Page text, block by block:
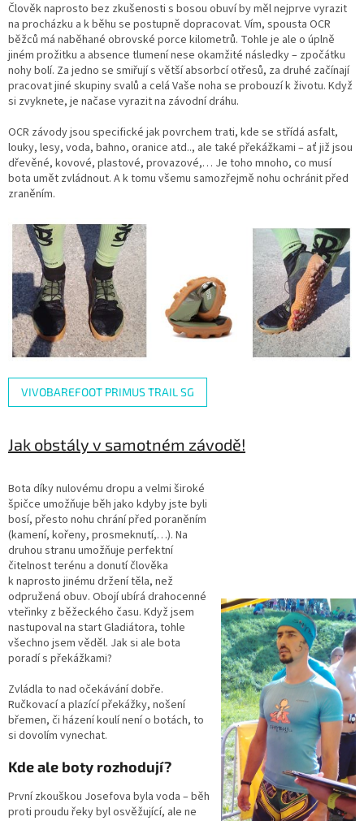
Člověk naprosto bez zkušenosti s bosou obuví by měl nejprve vyrazit
na procházku a k běhu se postupně dopracovat. Vím, spousta OCR
běžců má naběhané obrovské porce kilometrů. Tohle je ale o úplně
jiném prožitku a absence tlumení nese okamžité následky – zpočátku
nohy bolí. Za jedno se smiřují s větší absorbcí otřesů, za druhé začínají
pracovat jiné skupiny svalů a celá Vaše noha se probouzí k životu. Když
si zvyknete, je načase vyrazit na závodní dráhu.
OCR závody jsou specifické jak povrchem trati, kde se střídá asfalt,
louky, lesy, voda, bahno, oranice atd.., ale také překážkami – ať již jsou
dřevěné, kovové, plastové, provazové,… Je toho mnoho, co musí
bota umět zvládnout. A k tomu všemu samozřejmě nohu ochránit před
zraněním.
VIVOBAREFOOT PRIMUS TRAIL SG
Jak obstály v samotném závodě!
Bota díky nulovému dropu a velmi široké
špičce umožňuje běh jako kdyby jste byli
bosí, přesto nohu chrání před poraněním
(kamení, kořeny, prosmeknutí,…). Na
druhou stranu umožňuje perfektní
čitelnost terénu a donutí člověka
k naprosto jinému držení těla, než
odpružená obuv. Obojí ubírá drahocenné
vteřinky z běžeckého času. Když jsem
nastupoval na start Gladiátora, tohle
všechno jsem věděl. Jak si ale bota
poradí s překážkami?
Zvládla to nad očekávání dobře.
Ručkovací a plazící překážky, nošení
břemen, či házení koulí není o botách, to
si dovolím vynechat.
Kde ale boty rozhodují?
První zkouškou Josefova byla voda – běh
proti proudu řeky byl osvěžující, ale ne